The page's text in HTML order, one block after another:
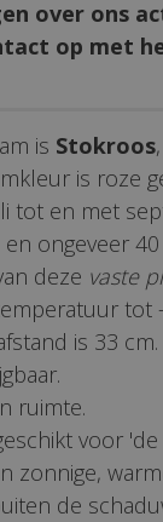
over ons
op met
is Stokroos
is roze
tot en met
ongeveer
deze vaste
tot
is 33
ruimte.
voor
zonnige,
de